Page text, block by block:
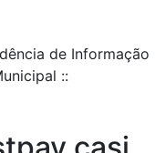
de Informação
::